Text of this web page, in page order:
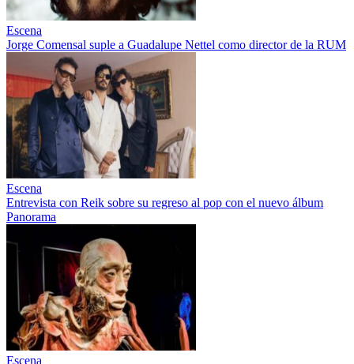
Escena
Jorge Comensal suple a Guadalupe Nettel como director de la RUM
Escena
Entrevista con Reik sobre su regreso al pop con el nuevo álbum
Panorama
Escena